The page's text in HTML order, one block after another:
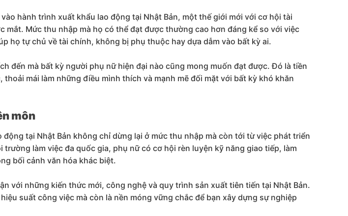
hành trình xuất khẩu lao động tại Nhật Bản, một thế giới mới với cơ hội tài
mắt. Mức thu nhập mà họ có thể đạt được thường cao hơn đáng kể so với việc
họ tự chủ về tài chính, không bị phụ thuộc hay dựa dẫm vào bất kỳ ai.
đến mà bất kỳ người phụ nữ hiện đại nào cũng mong muốn đạt được. Đó là tiền
mái làm những điều mình thích và mạnh mẽ đối mặt với bất kỳ khó khăn
môn
động tại Nhật Bản không chỉ dừng lại ở mức thu nhập mà còn tới từ việc phát triển
trường làm việc đa quốc gia, phụ nữ có cơ hội rèn luyện kỹ năng giao tiếp, làm
bối cảnh văn hóa khác biệt.
với những kiến thức mới, công nghệ và quy trình sản xuất tiên tiến tại Nhật Bản.
suất công việc mà còn là nền móng vững chắc để bạn xây dựng sự nghiệp